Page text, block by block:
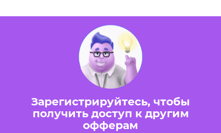
Зарегистрируйтесь, чтобы
получить доступ к другим
офферам